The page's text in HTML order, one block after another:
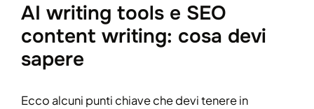
AI writing tools e SEO
content writing: cosa devi
sapere
Ecco alcuni punti chiave che devi tenere in